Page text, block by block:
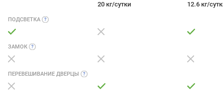
20 кг/сутки 12.6 кг/
ПОДСВЕТКА
ЗАМОК
ПЕРЕВЕШИВАНИЕ ДВЕРЦЫ